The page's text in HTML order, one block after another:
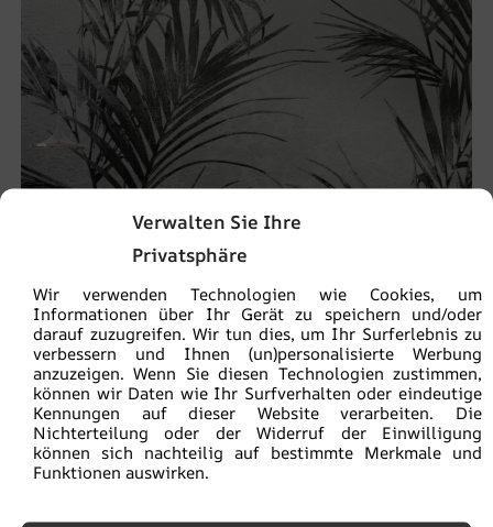
Verwalten Sie Ihre
Privatsphäre
Wir verwenden Technologien wie Cookies, um
Informationen über Ihr Gerät zu speichern und/oder
darauf zuzugreifen. Wir tun dies, um Ihr Surferlebnis zu
verbessern und Ihnen (un)personalisierte Werbung
anzuzeigen. Wenn Sie diesen Technologien zustimmen,
können wir Daten wie Ihr Surfverhalten oder eindeutige
Kennungen auf dieser Website verarbeiten. Die
Nichterteilung oder der Widerruf der Einwilligung
können sich nachteilig auf bestimmte Merkmale und
Funktionen auswirken.
Fototapete Palmen im Dunkeln
€26.53